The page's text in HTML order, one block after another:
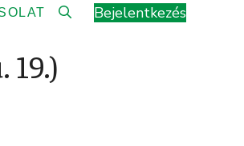
Bejelentkezés